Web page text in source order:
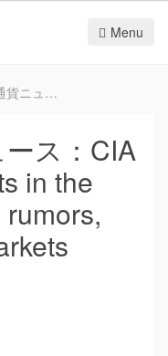
Menu
rumors, director says – Markets Insider
ス：CIA
in the